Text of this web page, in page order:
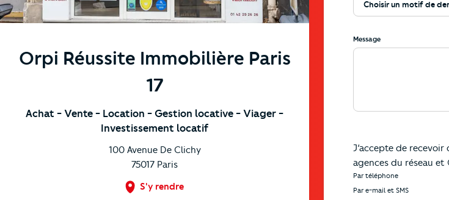
Orpi Réussite Immobilière Paris
17
Achat - Vente - Location - Gestion locative - Viager -
Investissement locatif
100 Avenue De Clichy
75017 Paris
S'y rendre
Message
J’accepte de
agences du réseau et
Par téléphone
Par e-mail et SMS